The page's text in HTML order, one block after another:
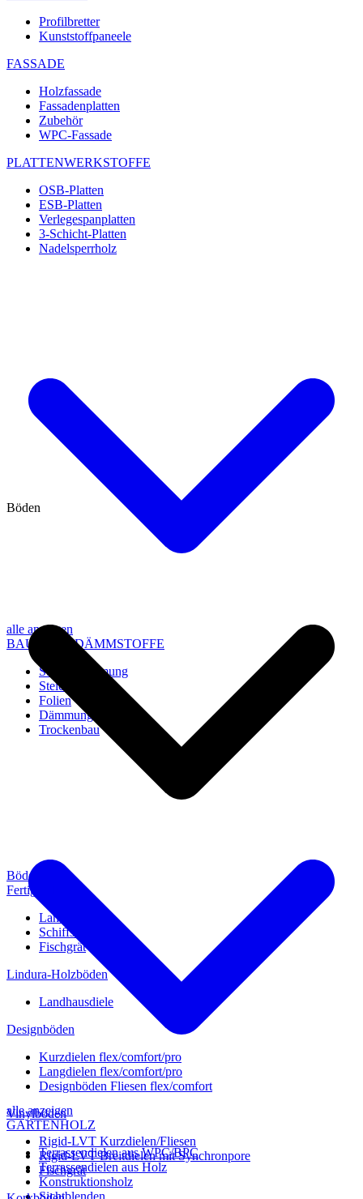
Profilbretter
Kunststoffpaneele
FASSADE
Holzfassade
Fassadenplatten
Zubehör
WPC-Fassade
PLATTENWERKSTOFFE
OSB-Platten
ESB-Platten
Verlegespanplatten
3-Schicht-Platten
Nadelsperrholz
alle anzeigen
BAU- UND DÄMMSTOFFE
Steico Dämmung
Steico Zubehör
Folien
Dämmung
Trockenbau
alle anzeigen
GARTENHOLZ
Terrassendielen aus WPC/BPC
Terrassendielen aus Holz
Konstruktionsholz
Sichtblenden
Böden
Böden
Fertigparkett
Landhausdiele
Schiffsboden
Fischgrät
Lindura-Holzböden
Landhausdiele
Designböden
Kurzdielen flex/comfort/pro
Langdielen flex/comfort/pro
Designböden Fliesen flex/comfort
Vinylböden
Rigid-LVT Kurzdielen/Fliesen
Rigid-LVT Breitdielen mit Synchronpore
Fischgrät